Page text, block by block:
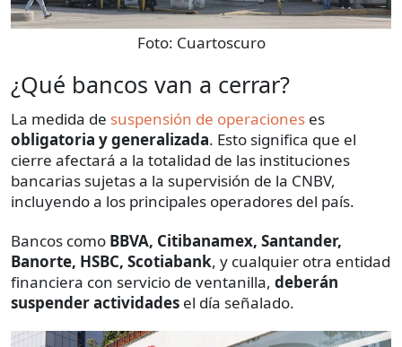
Foto: Cuartoscuro
¿Qué bancos van a cerrar?
La medida de suspensión de operaciones es
obligatoria y generalizada. Esto significa que el
cierre afectará a la totalidad de las instituciones
bancarias sujetas a la supervisión de la CNBV,
incluyendo a los principales operadores del país.
Bancos como BBVA, Citibanamex, Santander,
Banorte, HSBC, Scotiabank, y cualquier otra entidad
financiera con servicio de ventanilla, deberán
suspender actividades el día señalado.